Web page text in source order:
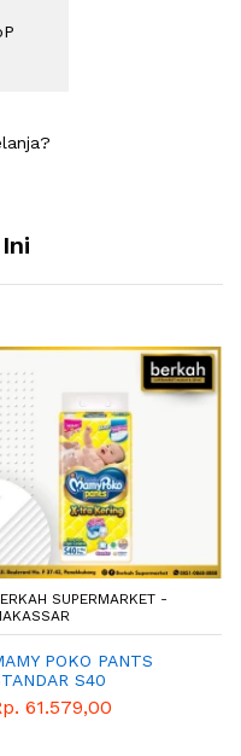
SUPERMARKET -
POKO PANTS
S40
61.579,00